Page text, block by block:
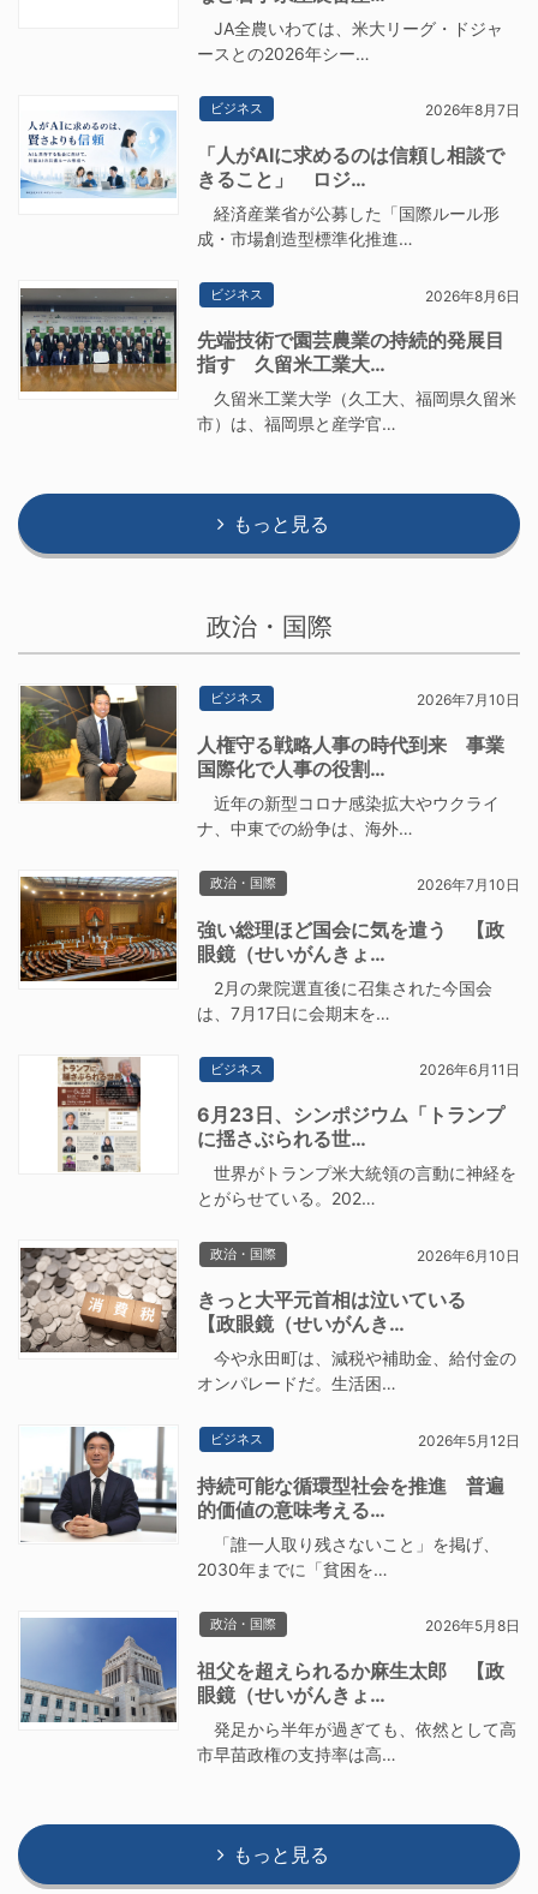
JA全農いわては、米大リーグ・ドジャ
ースとの2026年シー…
ビジネス 2026年8月7日
「人がAIに求めるのは信頼し相談で
きること」 ロジ…
経済産業省が公募した「国際ルール形
成・市場創造型標準化推進…
ビジネス 2026年8月6日
先端技術で園芸農業の持続的発展目
指す 久留米工業大…
久留米工業大学（久工大、福岡県久留米
市）は、福岡県と産学官…
もっと見る
政治・国際
ビジネス 2026年7月10日
人権守る戦略人事の時代到来 事業
国際化で人事の役割…
近年の新型コロナ感染拡大やウクライ
ナ、中東での紛争は、海外…
政治・国際 2026年7月10日
強い総理ほど国会に気を遣う 【政
眼鏡（せいがんきょ…
2月の衆院選直後に召集された今国会
は、7月17日に会期末を…
ビジネス 2026年6月11日
6月23日、シンポジウム「トランプ
に揺さぶられる世…
世界がトランプ米大統領の言動に神経を
とがらせている。202…
政治・国際 2026年6月10日
きっと大平元首相は泣いている
【政眼鏡（せいがんき…
今や永田町は、減税や補助金、給付金の
オンパレードだ。生活困…
ビジネス 2026年5月12日
持続可能な循環型社会を推進 普遍
的価値の意味考える…
「誰一人取り残さないこと」を掲げ、
2030年までに「貧困を…
政治・国際 2026年5月8日
祖父を超えられるか麻生太郎 【政
眼鏡（せいがんきょ…
発足から半年が過ぎても、依然として高
市早苗政権の支持率は高…
もっと見る